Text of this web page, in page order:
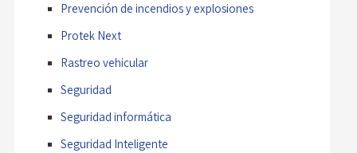
Prevención de incendios y explosiones
Protek Next
Rastreo vehicular
Seguridad
Seguridad informática
Seguridad Inteligente